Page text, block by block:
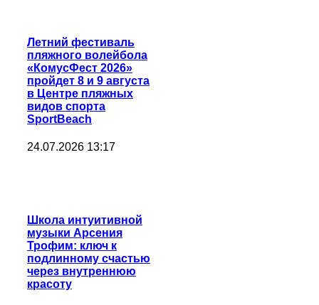
Летний фестиваль
пляжного волейбола
«КомусФест 2026»
пройдет 8 и 9 августа
в Центре пляжных
видов спорта
SportBeach
24.07.2026 13:17
Школа интуитивной
музыки Арсения
Трофим: ключ к
подлинному счастью
через внутреннюю
красоту